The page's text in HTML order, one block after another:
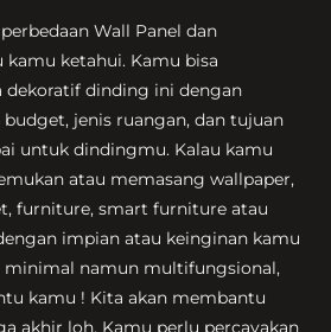
Wall Panel dan
ketahui. Kamu bisa
dekoratif dinding ini dengan
jenis ruangan, dan tujuan
untuk dindingmu. Kalau kamu
atau memasang wallpaper,
furniture, smart furniture atau
impian atau keinginan kamu
minimal namun multifungsional,
kamu ! Kita akan membantu
akhir loh. Kamu perlu percayakan